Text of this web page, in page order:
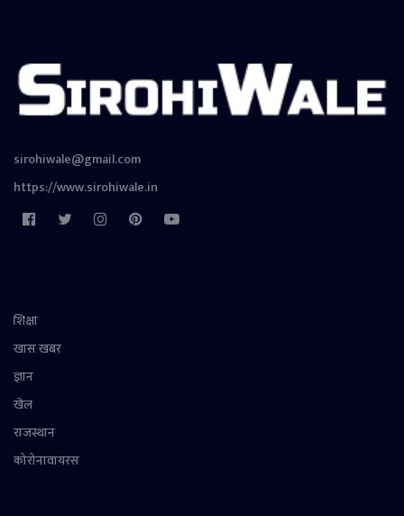
sirohiwale@gmail.com
https://www.sirohiwale.in
शिक्षा
खास खबर
ज्ञान
खेल
राजस्थान
कोरोनावायरस